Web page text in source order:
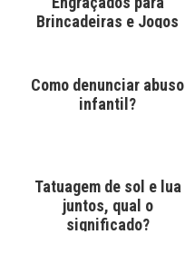
Brincadeiras e Jogos
Como denunciar abuso
infantil?
Tatuagem de sol e lua
juntos, qual o
significado?